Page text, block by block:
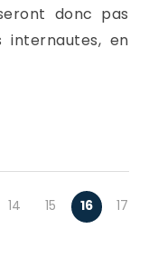
donc pas
internautes, en
14 15 16
17